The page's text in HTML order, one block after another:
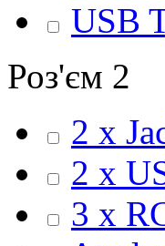
USB
Роз'єм 2
2 x
2 x
3 x